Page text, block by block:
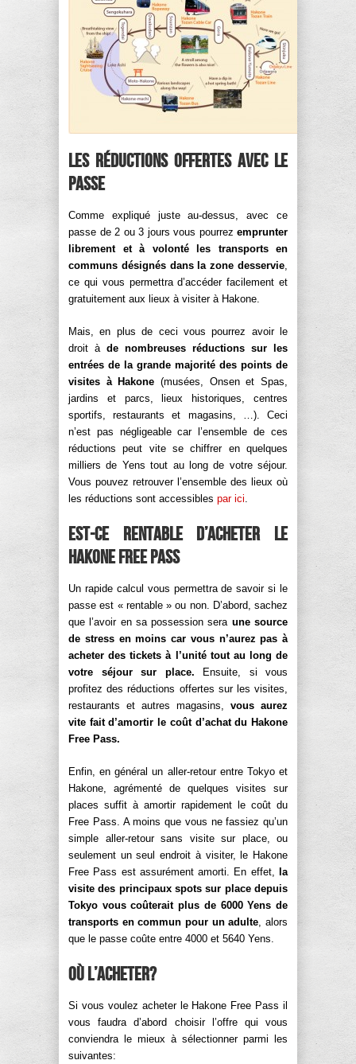
Les réductions offertes avec le
passe
Comme expliqué juste au-dessus, avec ce
passe de 2 ou 3 jours vous pourrez emprunter
librement et à volonté les transports en
communs désignés dans la zone desservie,
ce qui vous permettra d’accéder facilement et
gratuitement aux lieux à visiter à Hakone.
Mais, en plus de ceci vous pourrez avoir le
droit à de nombreuses réductions sur les
entrées de la grande majorité des points de
visites à Hakone (musées, Onsen et Spas,
jardins et parcs, lieux historiques, centres
sportifs, restaurants et magasins, …). Ceci
n’est pas négligeable car l’ensemble de ces
réductions peut vite se chiffrer en quelques
milliers de Yens tout au long de votre séjour.
Vous pouvez retrouver l’ensemble des lieux où
les réductions sont accessibles par ici.
Est-ce rentable d’acheter le
Hakone Free Pass
Un rapide calcul vous permettra de savoir si le
passe est « rentable » ou non. D’abord, sachez
que l’avoir en sa possession sera une source
de stress en moins car vous n’aurez pas à
acheter des tickets à l’unité tout au long de
votre séjour sur place. Ensuite, si vous
profitez des réductions offertes sur les visites,
restaurants et autres magasins, vous aurez
vite fait d’amortir le coût d’achat du Hakone
Free Pass.
Enfin, en général un aller-retour entre Tokyo et
Hakone, agrémenté de quelques visites sur
places suffit à amortir rapidement le coût du
Free Pass. A moins que vous ne fassiez qu’un
simple aller-retour sans visite sur place, ou
seulement un seul endroit à visiter, le Hakone
Free Pass est assurément amorti. En effet,
la
visite des principaux spots sur place depuis
Tokyo vous coûterait plus de 6000 Yens de
transports en commun pour un adulte, alors
que le passe coûte entre 4000 et 5640 Yens.
Où l’acheter?
Si vous voulez acheter le Hakone Free Pass il
vous faudra d’abord choisir l’offre qui vous
conviendra le mieux à sélectionner parmi les
suivantes: